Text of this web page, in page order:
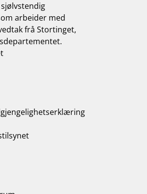
arbeider med
frå Stortinget,